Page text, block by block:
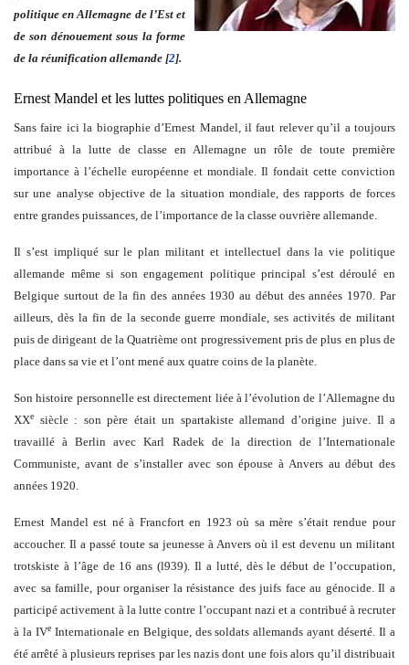
politique en Allemagne de l’Est et
de son dénouement sous la forme
de la réunification allemande [2].
Ernest Mandel et les luttes politiques en Allemagne
Sans faire ici la biographie d’Ernest Mandel, il faut relever qu’il a toujours
attribué à la lutte de classe en Allemagne un rôle de toute première
importance à l’échelle européenne et mondiale. Il fondait cette conviction
sur une analyse objective de la situation mondiale, des rapports de forces
entre grandes puissances, de l’importance de la classe ouvrière allemande.
Il s’est impliqué sur le plan militant et intellectuel dans la vie politique
allemande même si son engagement politique principal s’est déroulé en
Belgique surtout de la fin des années 1930 au début des années 1970. Par
ailleurs, dès la fin de la seconde guerre mondiale, ses activités de militant
puis de dirigeant de la Quatrième ont progressivement pris de plus en plus de
place dans sa vie et l’ont mené aux quatre coins de la planète.
Son histoire personnelle est directement liée à l’évolution de l’Allemagne du
XXe
siècle : son père était un spartakiste allemand d’origine juive. Il a
travaillé à Berlin avec Karl Radek de la direction de l’Internationale
Communiste, avant de s’installer avec son épouse à Anvers au début des
années 1920.
Ernest Mandel est né à Francfort en 1923 où sa mère s’était rendue pour
accoucher. Il a passé toute sa jeunesse à Anvers où il est devenu un militant
trotskiste à l’âge de 16 ans (l939). Il a lutté, dès le début de l’occupation,
avec sa famille, pour organiser la résistance des juifs face au génocide. Il a
participé activement à la lutte contre l’occupant nazi et a contribué à recruter
à la IVeInternationale en Belgique, des soldats allemands ayant déserté. Il a
été arrêté à plusieurs reprises par les nazis dont une fois alors qu’il distribuait